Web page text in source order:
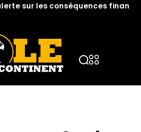
sur les conséquences